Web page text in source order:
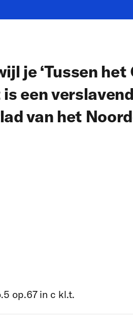
je ‘Tussen het
een
van het
op.67 in c kl.t.